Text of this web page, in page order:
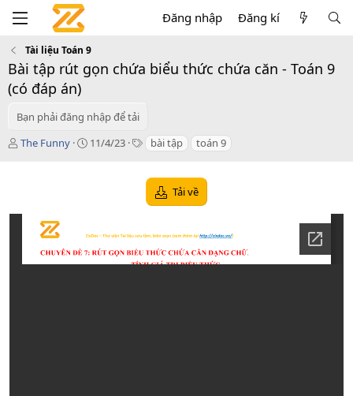
Đăng nhập Đăng kí
Tài liệu Toán 9
Bài tập rút gọn chứa biểu thức chứa căn - Toán 9
(có đáp án)
Bạn phải đăng nhập để tải
T
ả
The Funny
C
n
d
11/4/23
T
s
bài tập toán 9
Tải về